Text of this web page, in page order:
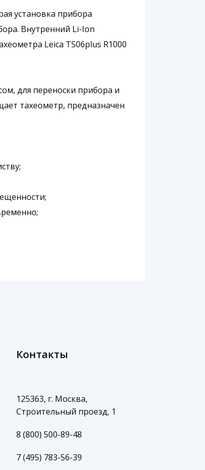
установка прибора
Внутренний Li-Ion
Leica TS06plus R1000
для переноски прибора и
тахеометр, предназначен
Контакты
125363, г. Москва,
Строительный проезд, 1
8 (800) 500-89-48
7 (495) 783-56-39